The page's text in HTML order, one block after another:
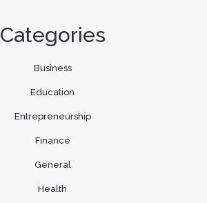
Categories
Business
Education
Entrepreneurship
Finance
General
Health